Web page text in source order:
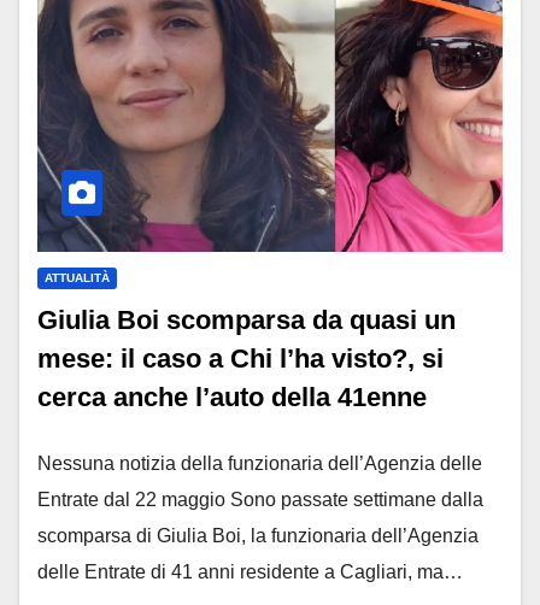
ATTUALITÀ
Giulia Boi scomparsa da quasi un
mese: il caso a Chi l’ha visto?, si
cerca anche l’auto della 41enne
Nessuna notizia della funzionaria dell’Agenzia delle
Entrate dal 22 maggio Sono passate settimane dalla
scomparsa di Giulia Boi, la funzionaria dell’Agenzia
delle Entrate di 41 anni residente a Cagliari, ma…